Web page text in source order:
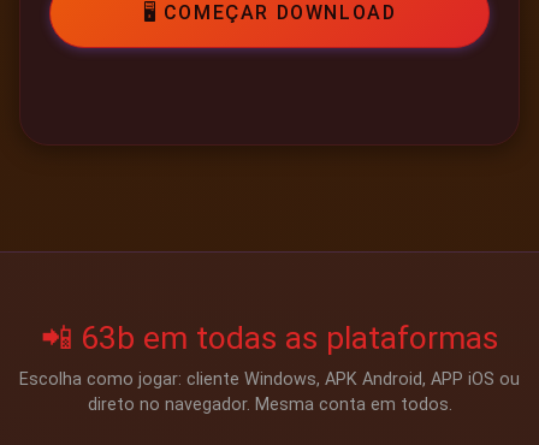
🖥️ COMEÇAR DOWNLOAD
📲 63b em todas as plataformas
Escolha como jogar: cliente Windows, APK Android, APP iOS ou
direto no navegador. Mesma conta em todos.